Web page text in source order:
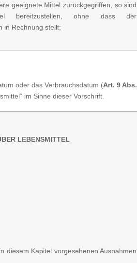
geeignete Mittel zurückgegriffen, so sind
bereitzustellen, ohne dass der
in Rechnung stellt;
oder das Verbrauchsdatum (Art. 9 Abs.
im Sinne dieser Vorschrift.
LEBENSMITTEL
diesem Kapitel vorgesehenen Ausnahmen